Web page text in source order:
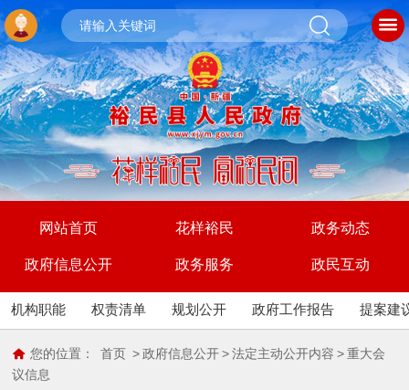
网站首页 花样裕民 政务动态
政府信息公开 政务服务 政民互动
机构职能 权责清单 规划公开 政府工作报告 提案建
您的位置： 首页 > 政府信息公开 > 法定主动公开内容 > 重大会
议信息